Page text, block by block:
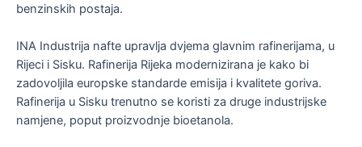
benzinskih postaja.
INA Industrija nafte upravlja dvjema glavnim rafinerijama, u
Rijeci i Sisku. Rafinerija Rijeka modernizirana je kako bi
zadovoljila europske standarde emisija i kvalitete goriva.
Rafinerija u Sisku trenutno se koristi za druge industrijske
namjene, poput proizvodnje bioetanola.